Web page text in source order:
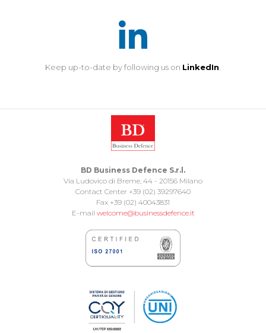
Keep up-to-date by following us on LinkedIn
BD Business Defence S.r.l.
Via Ludovico di Breme, 44 - 20156 Milano
Contact Center +39 (02) 39297640
Fax +39 (02) 40043831
E-mail welcome@businessdefence.it